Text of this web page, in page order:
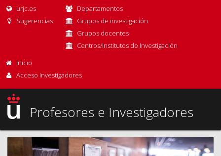
urjc.es
Sugerencias
Departamentos
Grupos de investigación
Grupos docentes
Centros/Institutos de Investigación
Inicio
Acceso Investigadores
Profesores e Investigadores